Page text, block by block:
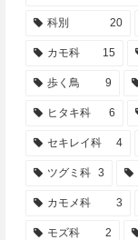
科別 20
カモ科 15
歩く鳥 9
ヒタキ科 6
セキレイ科 4
ツグミ科 3
カモメ科 3
モズ科 2